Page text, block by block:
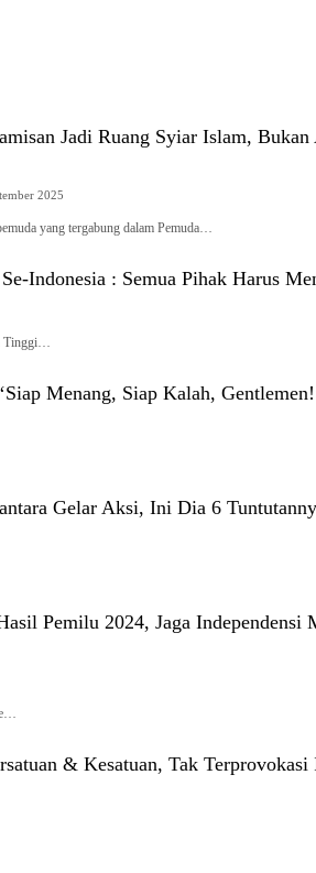
Jadi Ruang Syiar Islam, Bukan
2025
yang tergabung dalam Pemuda…
Indonesia : Semua Pihak Harus
Tinggi…
Menang, Siap Kalah,
Gelar Aksi, Ini Dia 6
Pemilu 2024, Jaga
& Kesatuan, Tak Terprovokasi